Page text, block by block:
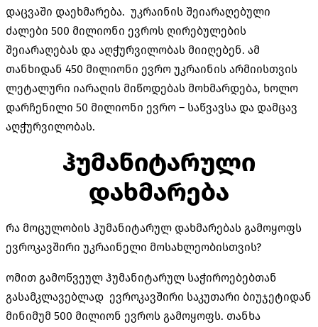
დაცვაში დაეხმარება. უკრაინის შეიარაღებული
ძალები 500 მილიონი ევროს ღირებულების
შეიარაღებას და აღჭურვილობას მიიღებენ. ამ
თანხიდან 450 მილიონი ევრო უკრაინის არმიისთვის
ლეტალური იარაღის მიწოდებას მოხმარდება, ხოლო
დარჩენილი 50 მილიონი ევრო – საწვავსა და დამცავ
აღჭურვილობას.
ჰუმანიტარული
დახმარება
რა მოცულობის ჰუმანიტარულ დახმარებას გამოყოფს
ევროკავშირი უკრაინელი მოსახლეობისთვის?
ომით გამოწვეულ ჰუმანიტარულ საჭიროებებთან
გასამკლავებლად ევროკავშირი საკუთარი ბიუჯეტიდან
მინიმუმ 500 მილიონ ევროს გამოყოფს. თანხა